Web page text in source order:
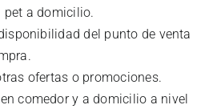
pet a domicilio.
del punto de venta
ofertas o promociones.
comedor y a domicilio a nivel